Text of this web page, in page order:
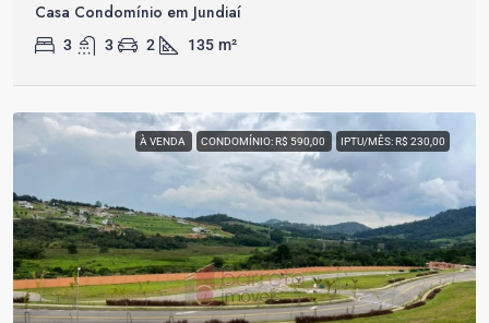
Casa Condomínio em Jundiaí
3 3 2 135 m²
À VENDA CONDOMÍNIO: R$ 590,00 IPTU/MÊS: R$ 230,00